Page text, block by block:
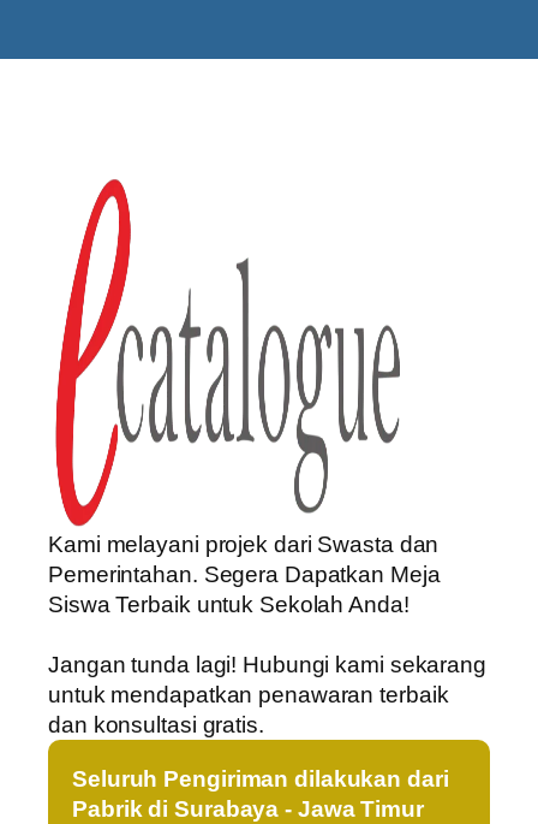
Kami melayani projek dari Swasta dan
Pemerintahan. Segera Dapatkan Meja
Siswa Terbaik untuk Sekolah Anda!
Jangan tunda lagi! Hubungi kami sekarang
untuk mendapatkan penawaran terbaik
dan konsultasi gratis.
Seluruh Pengiriman dilakukan dari
Pabrik di Surabaya - Jawa Timur